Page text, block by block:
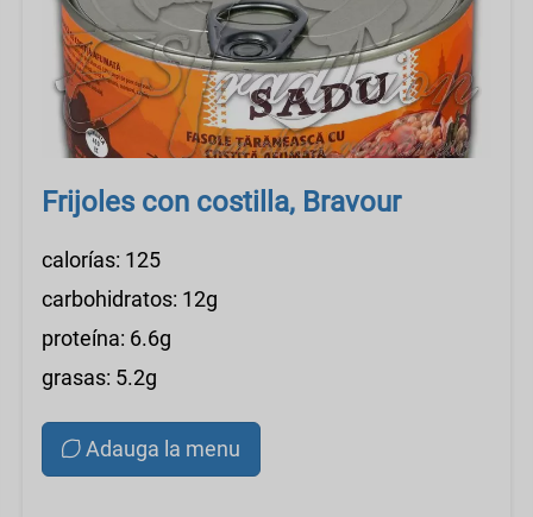
Frijoles con costilla, Bravour
calorías: 125
carbohidratos: 12g
proteína: 6.6g
grasas: 5.2g
Adauga la menu